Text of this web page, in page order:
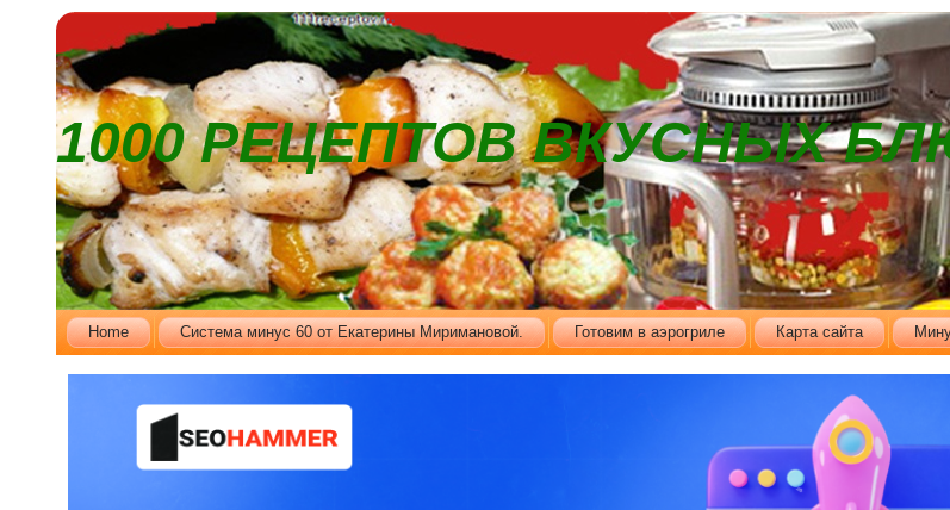
1000 РЕЦЕПТОВ ВКУСНЫХ
Home Cистема минус 60 от Екатерины Миримановой. Готовим в аэрогриле Карта сайта